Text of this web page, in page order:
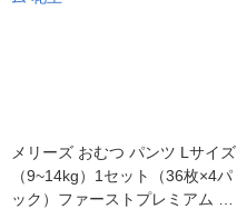
メリーズ おむつ パンツ Lサイズ
（9~14kg）1セット（36枚×4パ
ック）ファーストプレミアム 花